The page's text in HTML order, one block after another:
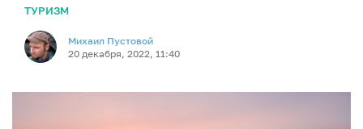
ТУРИЗМ
Михаил Пустовой
20 декабря, 2022, 11:40